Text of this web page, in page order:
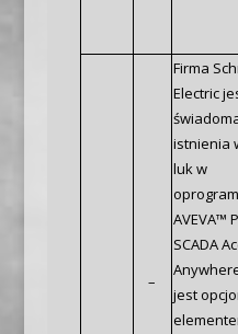
–
Firma
Electric
istnienia
luk w
AVEVA™
SCADA
jest